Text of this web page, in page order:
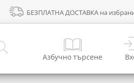
БЕЗПЛАТНА ДОСТАВКА на
Азбучно търсене